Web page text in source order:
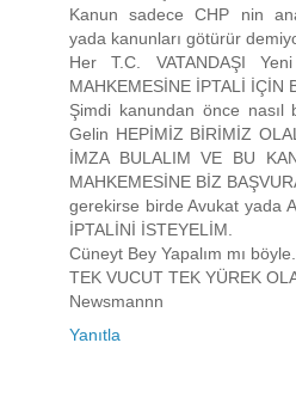
Kanun sadece CHP nin
yada kanunları götürür
Her T.C. VATANDAŞI
MAHKEMESİNE İPTALİ İÇİN
Şimdi kanundan önce nasıl
Gelin HEPİMİZ BİRİMİZ
İMZA BULALIM VE BU
MAHKEMESİNE BİZ
gerekirse birde Avukat yada
İPTALİNİ İSTEYELİM.
Cüneyt Bey Yapalım mı böyle.
TEK VUCUT TEK YÜREK
Newsmannn
Yanıtla